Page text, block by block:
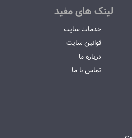
لینک های مفید
خدمات سایت
قوانین سایت
درباره ما
تماس با ما